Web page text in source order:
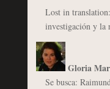
Lost in
investigación y la
Gloria
Se busca: